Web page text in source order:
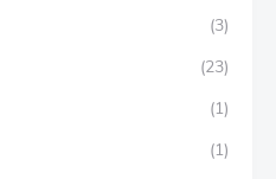
(3)
(23)
(1)
(1)